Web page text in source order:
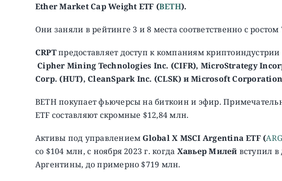
EtherMarketCapWeightETF (BETH).
Они заняли в рейтинге 3 и 8 места соответственно с ростом
CRPTпредоставляет доступ к компаниям
Cipher Mining Technologies Inc. (CIFR), MicroStrategy
Corp. (HUT), CleanSpark Inc. (CLSK) и Microsoft
BETH покупает фьючерсы на биткоин и эфир.
ETF составляют скромные $12,84 млн.
Активы под управлением Global X MSCI Argentina ETF (
со $104 млн, с ноября 2023 г. когда Хавьер Милей вступил
Аргентины, до примерно $719 млн.